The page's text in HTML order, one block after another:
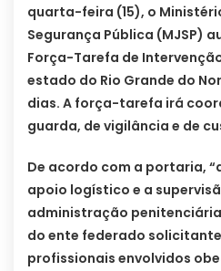
quarta-feira (15), o
Segurança Pública (MJSP)
Força-Tarefa de
estado do Rio Grande do
dias. A força-tarefa irá
guarda, de vigilância e de
De acordo com a portaria,
apoio logístico e a
administração
do ente federado
profissionais envolvidos